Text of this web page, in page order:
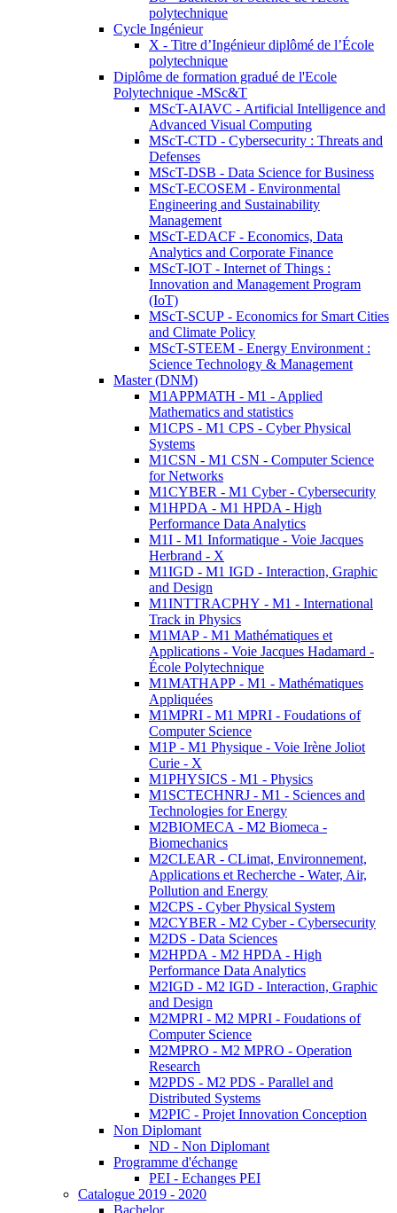
polytechnique
Cycle Ingénieur
X - Titre d’Ingénieur diplômé de l’École
polytechnique
Diplôme de formation gradué de l'Ecole
Polytechnique -MSc&T
MScT-AIAVC - Artificial Intelligence and
Advanced Visual Computing
MScT-CTD - Cybersecurity : Threats and
Defenses
MScT-DSB - Data Science for Business
MScT-ECOSEM - Environmental
Engineering and Sustainability
Management
MScT-EDACF - Economics, Data
Analytics and Corporate Finance
MScT-IOT - Internet of Things :
Innovation and Management Program
(IoT)
MScT-SCUP - Economics for Smart Cities
and Climate Policy
MScT-STEEM - Energy Environment :
Science Technology & Management
Master (DNM)
M1APPMATH - M1 - Applied
Mathematics and statistics
M1CPS - M1 CPS - Cyber Physical
Systems
M1CSN - M1 CSN - Computer Science
for Networks
M1CYBER - M1 Cyber - Cybersecurity
M1HPDA - M1 HPDA - High
Performance Data Analytics
M1I - M1 Informatique - Voie Jacques
Herbrand - X
M1IGD - M1 IGD - Interaction, Graphic
and Design
M1INTTRACPHY - M1 - International
Track in Physics
M1MAP - M1 Mathématiques et
Applications - Voie Jacques Hadamard -
École Polytechnique
M1MATHAPP - M1 - Mathématiques
Appliquées
M1MPRI - M1 MPRI - Foudations of
Computer Science
M1P - M1 Physique - Voie Irène Joliot
Curie - X
M1PHYSICS - M1 - Physics
M1SCTECHNRJ - M1 - Sciences and
Technologies for Energy
M2BIOMECA - M2 Biomeca -
Biomechanics
M2CLEAR - CLimat, Environnement,
Applications et Recherche - Water, Air,
Pollution and Energy
M2CPS - Cyber Physical System
M2CYBER - M2 Cyber - Cybersecurity
M2DS - Data Sciences
M2HPDA - M2 HPDA - High
Performance Data Analytics
M2IGD - M2 IGD - Interaction, Graphic
and Design
M2MPRI - M2 MPRI - Foudations of
Computer Science
M2MPRO - M2 MPRO - Operation
Research
M2PDS - M2 PDS - Parallel and
Distributed Systems
M2PIC - Projet Innovation Conception
Non Diplomant
ND - Non Diplomant
Programme d'échange
PEI - Echanges PEI
Catalogue 2019 - 2020
Bachelor